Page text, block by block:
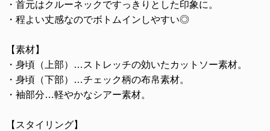
・首元はクルーネックですっきりとした印象に。
・程よい丈感なのでボトムインしやすい◎
【素材】
・身頃（上部）…ストレッチの効いたカットソー素材。
・身頃（下部）…チェック柄の布帛素材。
・袖部分…軽やかなシアー素材。
【スタイリング】